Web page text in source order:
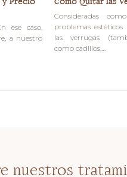
y Precio
ese caso,
a nuestro
Cómo Quitar las
Consideradas
problemas estéticos
las verrugas
como cadillos,…
nuestros